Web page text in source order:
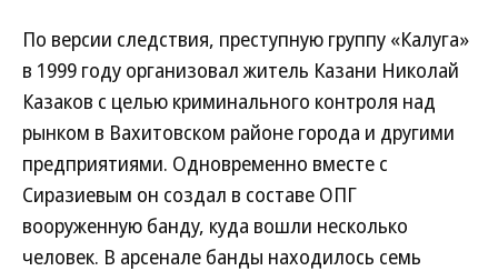
По версии следствия, преступную группу «Калуга»
в 1999 году организовал житель Казани Николай
Казаков с целью криминального контроля над
рынком в Вахитовском районе города и другими
предприятиями. Одновременно вместе с
Сиразиевым он создал в составе ОПГ
вооруженную банду, куда вошли несколько
человек. В арсенале банды находилось семь